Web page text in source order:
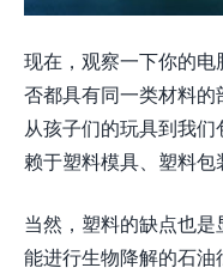
现在，观察一下你的
否都具有同一类材料的
从孩子们的玩具到我
赖于塑料模具、塑料包
当然，塑料的缺点也
能进行生物降解的石